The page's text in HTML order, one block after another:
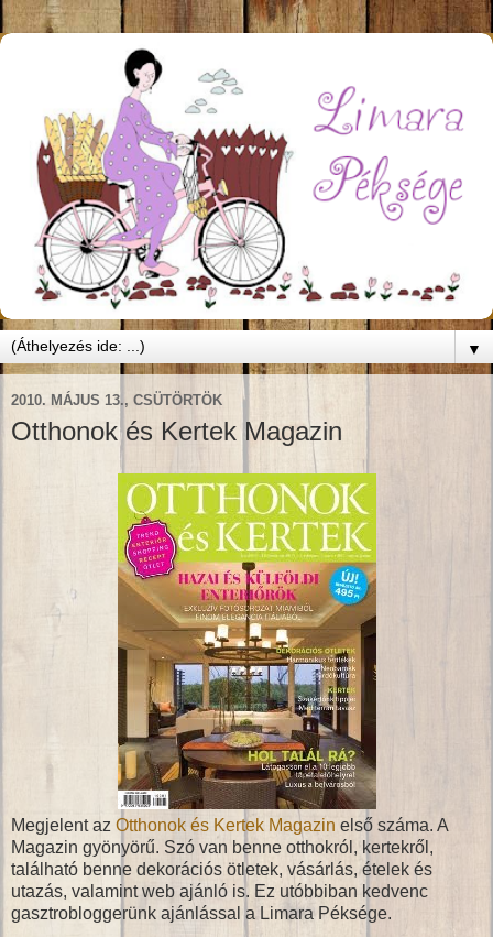
▼
2010. MÁJUS 13., CSÜTÖRTÖK
Otthonok és Kertek Magazin
Megjelent az Otthonok és Kertek Magazin első száma. A
Magazin gyönyörű. Szó van benne otthokról, kertekről,
található benne dekorációs ötletek, vásárlás, ételek és
utazás, valamint web ajánló is. Ez utóbbiban kedvenc
gasztrobloggerünk ajánlással a Limara Péksége.